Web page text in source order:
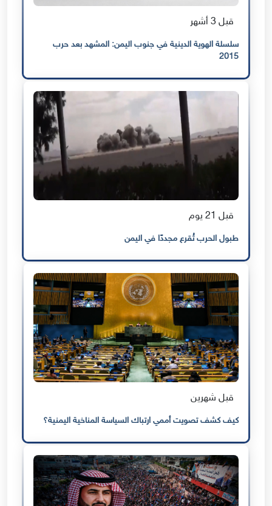
قبل 3 أشهر
سلسلة الهوية الدينية في جنوب اليمن: المشهد بعد حرب
2015
قبل 21 يوم
طبول الحرب تُقرع مجددًا في اليمن
قبل شهرين
كيف كشف تصويت أممي ارتباك السياسة المناخية اليمنية؟